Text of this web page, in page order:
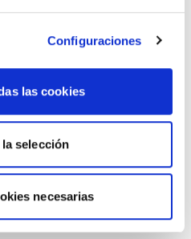
Configuraciones
las cookies
selección
necesarias